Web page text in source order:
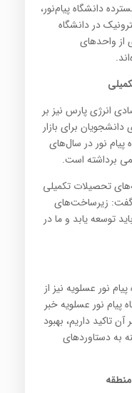
دانشگاه پیام‌نور،
در دانشگاه
از واحدهای
انرژی پارس نیز بر
برای بازار
پیام نور در سال‌های
برداشته است.
تحصیلات تکمیلی
گفت: زیرساخت‌های
توسعه یابد و ما در
نور عسلویه نیز از
نور عسلویه خبر
تاکید داریم، بهبود
به دستاوردهای